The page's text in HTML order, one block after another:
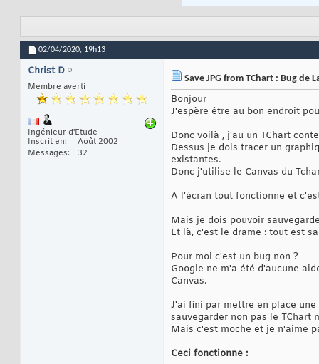
02/04/2020, 19h13
Christ D
Membre averti
Ingénieur d'Etude
Inscrit en
Août 2002
Messages
32
Save JPG from TChart : Bug de
Bonjour
J'espère être au bon endroit
Donc voilà , j'au un TChart
Dessus je dois tracer un
existantes.
Donc j'utilise le Canvas du
A l'écran tout fonctionne et
Mais je dois pouvoir
Et là, c'est le drame : tout est
Pour moi c'est un bug non ?
Google ne m'a été d'aucune
Canvas.
J'ai fini par mettre en place
sauvegarder non pas le
Mais c'est moche et je n'aime
Ceci fonctionne :